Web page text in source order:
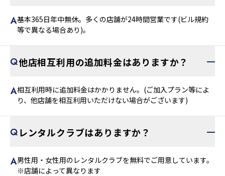
基本365日年中無休。多くの店舗が24時間営業です(ビル規約
等で異なる場合あり)。
他店相互利用の追加料金はありますか？
相互利用時に追加料金はかかりません。(ご加入プラン等によ
り、他店舗を相互利用いただけない場合がございます)
レンタルクラブはありますか？
男性用・女性用のレンタルクラブを無料でご用意しています。
※店舗によって異なります